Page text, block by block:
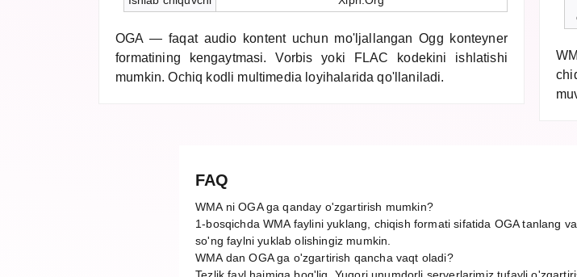
OGA — faqat audio kontent uchun mo'ljallangan Ogg konteyner
formatining kengaytmasi. Vorbis yoki FLAC kodekini ishlatishi
mumkin. Ochiq kodli multimedia loyihalarida qo'llaniladi.
FAQ
WMA ni OGA ga qanday o'zgartirish mumkin?
1-bosqichda WMA faylini yuklang, chiqish formati sifatida OGA tanlang
so'ng faylni yuklab olishingiz mumkin.
WMA dan OGA ga o'zgartirish qancha vaqt oladi?